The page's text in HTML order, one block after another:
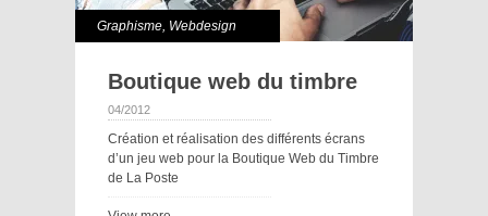
Graphisme, Webdesign
Boutique web du timbre
04/2012
Création et réalisation des différents écrans
d’un jeu web pour la Boutique Web du Timbre
de La Poste